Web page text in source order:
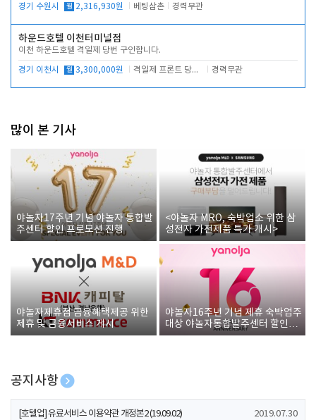
경기 수원시 월 2,316,930원 베팅삼촌 경력무관
하운드호텔 이천터미널점
이천 하운드호텔 격일제 당번 구인합니다.
경기 이천시 월 3,300,000원 격일제 프론트 당번 업무로 주차 및 객실 점검 경력무관
많이 본 기사
야놀자17주년 기념 야놀자 통합발
주센터 할인 프로모션 진행
<야놀자 MRO, 숙박업소 위한 삼
성전자 가전제품 특가 개시>
야놀자제휴점 금융혜택제공 위한
제휴 및 금융서비스 게시
야놀자16주년 기념 제휴 숙박업주
대상 야놀자통합발주센터 할인쿠
폰 증정
공지사항
[호텔업] 개인정보 처리방침 개정본1 (19.09.02)
[호텔업] 유료서비스 이용약관 개정본2 (19.09.02) 2019.07.30